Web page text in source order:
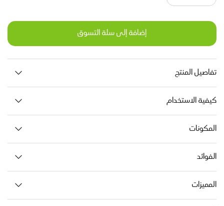
إضافة إلى سلة التسوق
تفاصيل المنتج
كيفية الاستخدام
المكونات
الفوائد
المميزات